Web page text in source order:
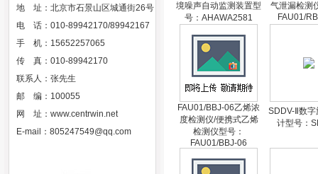
地 址：北京市石景山区城通街26号
电 话：010-89942170/89942167
手 机：15652257065
传 真：010-89942170
联系人：张先生
邮 编：100055
网 址： www.centrwin.net
E-mail： 805247549@qq.com
境噪声自动监测装置型
号：AHAWA2581
气泄漏检测
FAU01/
FAU01/BBJ-06乙烯浓
度检测仪/便携式乙烯
检测仪型号：
FAU01/BBJ-06
SDDV-Ⅱ数
计型号：